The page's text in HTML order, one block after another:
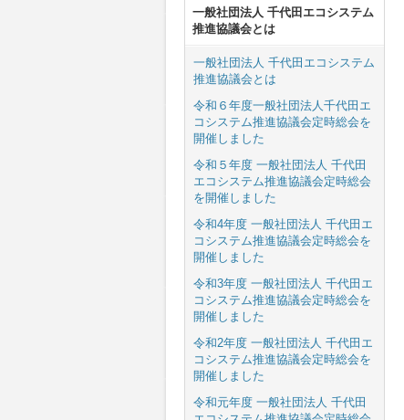
一般社団法人 千代田エコシステム
推進協議会とは
一般社団法人 千代田エコシステム
推進協議会とは
令和６年度一般社団法人千代田エ
コシステム推進協議会定時総会を
開催しました
令和５年度 一般社団法人 千代田
エコシステム推進協議会定時総会
を開催しました
令和4年度 一般社団法人 千代田エ
コシステム推進協議会定時総会を
開催しました
令和3年度 一般社団法人 千代田エ
コシステム推進協議会定時総会を
開催しました
令和2年度 一般社団法人 千代田エ
コシステム推進協議会定時総会を
開催しました
令和元年度 一般社団法人 千代田